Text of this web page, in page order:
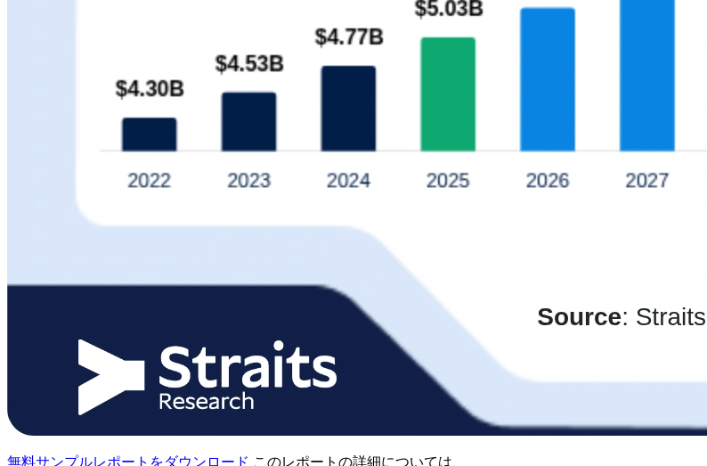
無料サンプルレポートをダウンロード このレポートの詳細については、